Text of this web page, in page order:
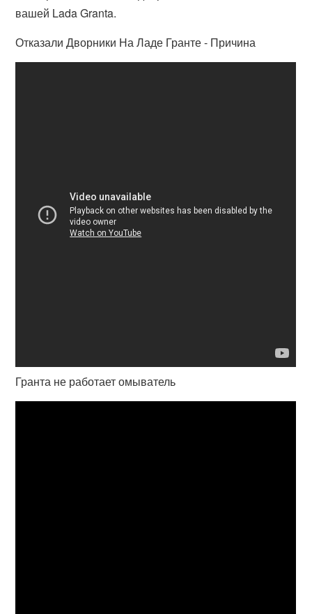
вашей Lada Granta.
Отказали Дворники На Ладе Гранте - Причина
Гранта не работает омыватель